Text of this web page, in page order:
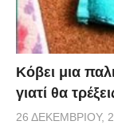
ξεκουραστεί.
παιδιά και
Κόβει μια
γιατί θα
26 ΔΕΚΕΜΒΡΊΟΥ,